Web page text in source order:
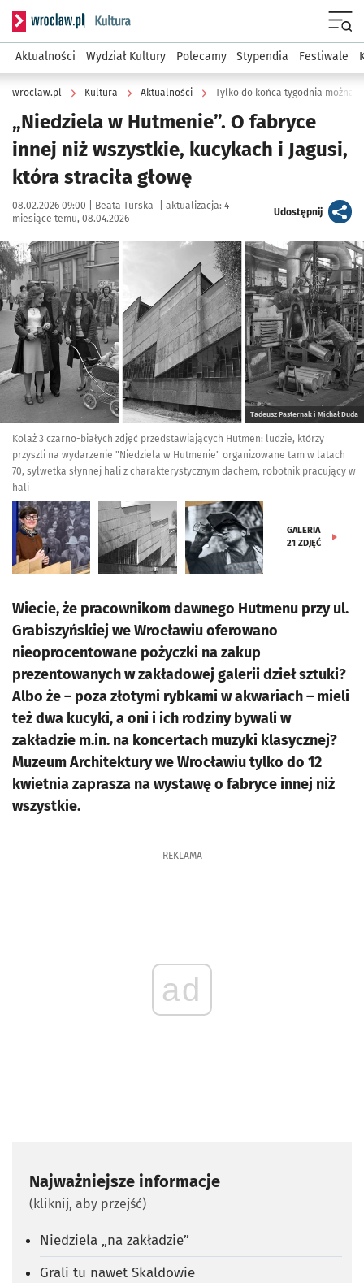
Serwis informacyjny wroclaw.pl podserwis: Kultura
Aktualności Wydział Kultury Polecamy Stypendia Festiwale
wroclaw.pl Kultura Aktualności Tylko do końca tygodnia można
„Niedziela w Hutmenie”. O fabryce
innej niż wszystkie, kucykach i Jagusi,
która straciła głowę
Data publikacji:
08.02.2026 09:00 | Autor:
Beata Turska aktualizacja: 4
miesiące temu, 08.04.2026
Udostępnijartykuł
Kliknij, aby zobaczyć galerię
Tadeusz Pasternak i Michał Duda
Kolaż 3 czarno-białych zdjęć przedstawiających Hutmen: ludzie, którzy
przyszli na wydarzenie "Niedziela w Hutmenie" organizowane tam w latach
70, sylwetka słynnej hali z charakterystycznym dachem, robotnik pracujący w
hali
GALERIA
21 ZDJĘĆ
Wiecie, że pracownikom dawnego Hutmenu przy ul.
Grabiszyńskiej we Wrocławiu oferowano
nieoprocentowane pożyczki na zakup
prezentowanych w zakładowej galerii dzieł sztuki?
Albo że – poza złotymi rybkami w akwariach – mieli
też dwa kucyki, a oni i ich rodziny bywali w
zakładzie m.in. na koncertach muzyki klasycznej?
Muzeum Architektury we Wrocławiu tylko do 12
kwietnia zaprasza na wystawę o fabryce innej niż
wszystkie.
REKLAMA
ad
Najważniejsze informacje
(kliknij, aby przejść)
Niedziela „na zakładzie”
Grali tu nawet Skaldowie